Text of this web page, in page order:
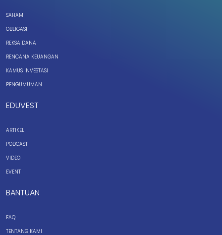
SAHAM
OBLIGASI
REKSA DANA
RENCANA KEUANGAN
KAMUS INVESTASI
PENGUMUMAN
EDUVEST
ARTIKEL
PODCAST
VIDEO
EVENT
BANTUAN
FAQ
TENTANG KAMI